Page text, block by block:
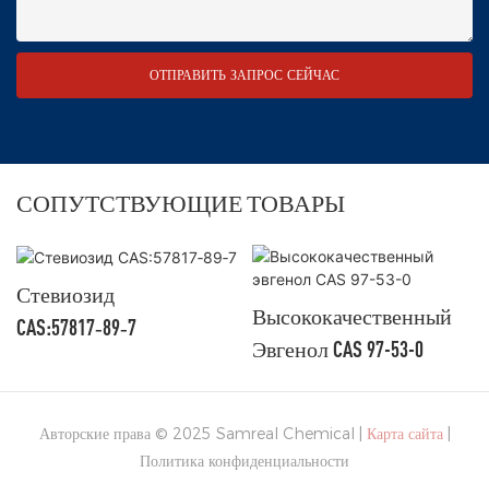
ОТПРАВИТЬ ЗАПРОС СЕЙЧАС
СОПУТСТВУЮЩИЕ ТОВАРЫ
Стевиозид
CAS:57817‑89‑7
Высококачественный
Эвгенол CAS 97-53-0
Авторские права © 2025 Samreal Chemical | Карта сайта|
Политика конфиденциальности